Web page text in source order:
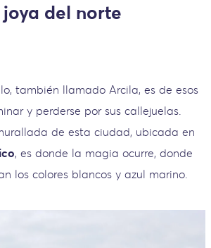
del norte
también llamado Arcila, es de esos
y perderse por sus callejuelas.
de esta ciudad, ubicada en
, es donde la magia ocurre, donde
los colores blancos y azul marino.